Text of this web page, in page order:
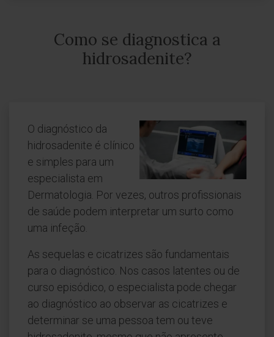
Como se diagnostica a
hidrosadenite?
O diagnóstico da
hidrosadenite é clínico
e simples para um
especialista em
Dermatologia. Por vezes, outros profissionais
de saúde podem interpretar um surto como
uma infeção.
As sequelas e cicatrizes são fundamentais
para o diagnóstico. Nos casos latentes ou de
curso episódico, o especialista pode chegar
ao diagnóstico ao observar as cicatrizes e
determinar se uma pessoa tem ou teve